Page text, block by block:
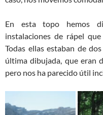
En esta topo hemos
instalaciones de rápel
Todas ellas estaban de
última dibujada, que eran
pero nos ha parecido útil